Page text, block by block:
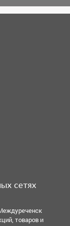
сетях
товаров и